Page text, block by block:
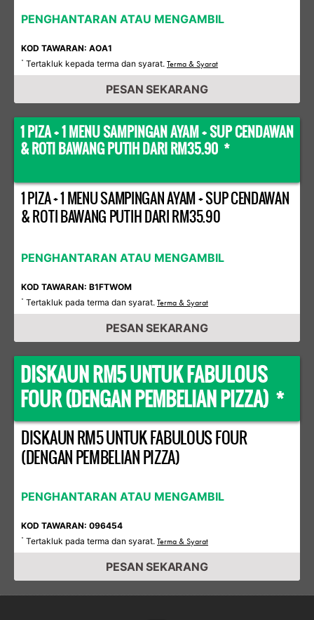
PENGHANTARAN ATAU MENGAMBIL
KOD TAWARAN: AOA1
* Tertakluk kepada terma dan syarat. Terma & Syarat
PESAN SEKARANG
1 PIZA + 1 MENU SAMPINGAN AYAM + SUP CENDAWAN
& ROTI BAWANG PUTIH DARI RM35.90 *
1 PIZA + 1 MENU SAMPINGAN AYAM + SUP CENDAWAN
& ROTI BAWANG PUTIH DARI RM35.90
PENGHANTARAN ATAU MENGAMBIL
KOD TAWARAN: B1FTWOM
* Tertakluk pada terma dan syarat. Terma & Syarat
PESAN SEKARANG
DISKAUN RM5 UNTUK FABULOUS
FOUR (DENGAN PEMBELIAN PIZZA) *
DISKAUN RM5 UNTUK FABULOUS FOUR
(DENGAN PEMBELIAN PIZZA)
PENGHANTARAN ATAU MENGAMBIL
KOD TAWARAN: 096454
* Tertakluk pada terma dan syarat. Terma & Syarat
PESAN SEKARANG